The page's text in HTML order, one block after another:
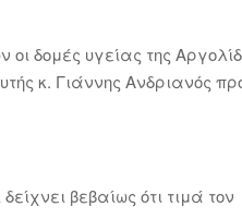
δομές υγείας της
κ. Γιάννης Ανδριανός
βεβαίως ότι τιμά τον